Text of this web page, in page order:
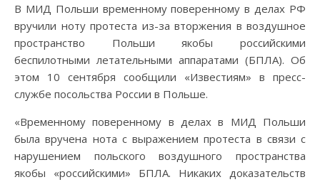
В МИД Польши временному поверенному в делах РФ
вручили ноту протеста из-за вторжения в воздушное
пространство Польши якобы российскими
беспилотными летательными аппаратами (БПЛА). Об
этом 10 сентября сообщили «Известиям» в пресс-
службе посольства России в Польше.
«Временному поверенному в делах в МИД Польши
была вручена нота с выражением протеста в связи с
нарушением польского воздушного пространства
якобы «российскими» БПЛА. Никаких доказательств